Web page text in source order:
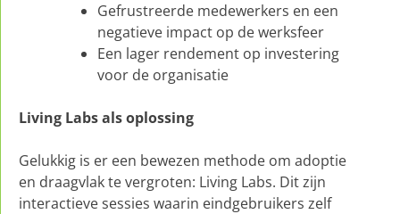
Gefrustreerde medewerkers en een
negatieve impact op de werksfeer
Een lager rendement op investering
voor de organisatie
Living Labs als oplossing
Gelukkig is er een bewezen methode om adoptie
en draagvlak te vergroten: Living Labs. Dit zijn
interactieve sessies waarin eindgebruikers zelf